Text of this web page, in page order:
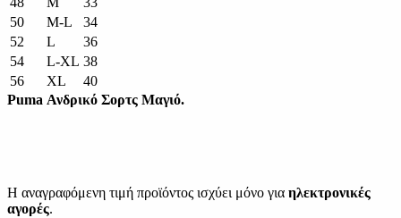
50
M-L
34
52
L
36
54
L-XL 38
56
XL
40
Puma Ανδρικό Σορτς Μαγιό.
Η αναγραφόμενη τιμή προϊόντος ισχύει μόνο για ηλεκτρονικές
αγορές.